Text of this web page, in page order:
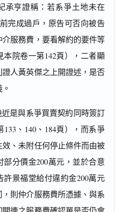
承亨證稱：若系爭土地未在
完成過戶，原告可否向被告
服務費，要看解約的要件等
本院卷一第142頁），二者顯
人黃英傑之上開證述，是否
是與系爭買賣契約同時簽訂
133、140、184頁），而系爭
、未附任何停止條件而由被
部分價金200萬元，並於合意
許景福堂給付違約金200萬元
則仲介服務費所憑據、與系
匯出 PDF
精美列印
下載 Word
下載 .md
列印
含信
箋底
紋
（關
底）